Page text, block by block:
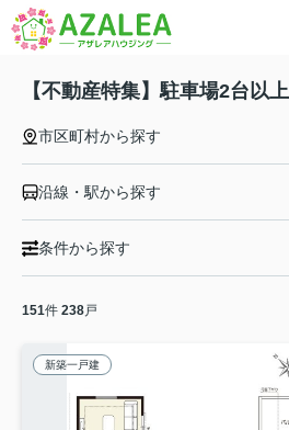
【不動産特集】駐車場2台以
市区町村から探す
沿線・駅から探す
条件から探す
151件 238戸
新築一戸建